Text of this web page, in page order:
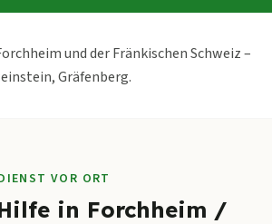
und der Fränkischen Schweiz –
Gräfenberg.
VOR ORT
in Forchheim /